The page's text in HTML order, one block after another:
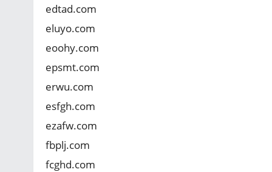
edtad.com
eluyo.com
eoohy.com
epsmt.com
erwu.com
esfgh.com
ezafw.com
fbplj.com
fcghd.com